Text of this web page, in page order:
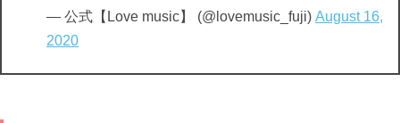
— 公式【Love music】 (@lovemusic_fuji) August 16,
2020